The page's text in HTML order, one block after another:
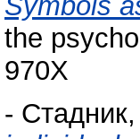
the
970X
-